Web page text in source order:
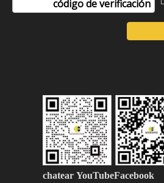
chatear YouTubeFacebook